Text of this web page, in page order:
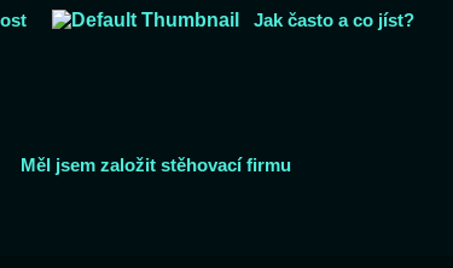
Jak často a co jíst?
Měl jsem založit stěhovací firmu